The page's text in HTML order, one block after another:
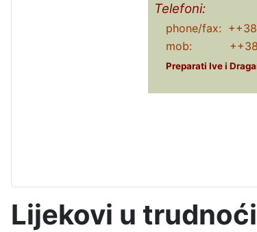
Telefoni:
phone/fax:
mob: ++387
Preparati Ive i
Lijekovi u trudnoći